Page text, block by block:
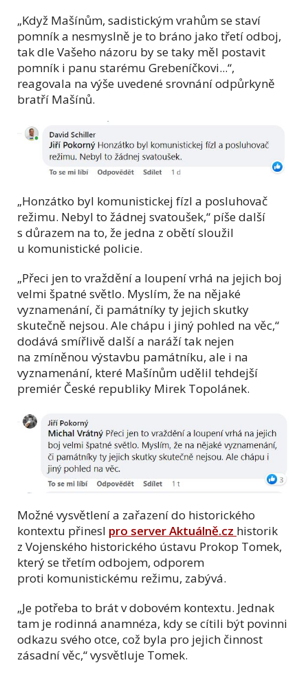
„Když Mašínům, sadistickým vrahům se staví
pomník a nesmyslně je to bráno jako třetí odboj,
tak dle Vašeho názoru by se taky měl postavit
pomník i panu starému Grebeníčkovi...“,
reagovala na výše uvedené srovnání odpůrkyně
bratří Mašínů.
„Honzátko byl komunistickej fízl a posluhovač
režimu. Nebyl to žádnej svatoušek,“ píše další
s důrazem na to, že jedna z obětí sloužil
u komunistické policie.
„Přeci jen to vraždění a loupení vrhá na jejich boj
velmi špatné světlo. Myslím, že na nějaké
vyznamenání, či památníky ty jejich skutky
skutečně nejsou. Ale chápu i jiný pohled na věc,“
dodává smířlivě další a naráží tak nejen
na zmíněnou výstavbu památníku, ale i na
vyznamenání, které Mašínům udělil tehdejší
premiér České republiky Mirek Topolánek.
Možné vysvětlení a zařazení do historického
kontextu přinesl pro server Aktuálně.cz historik
z Vojenského historického ústavu Prokop Tomek,
který se třetím odbojem, odporem
proti komunistickému režimu, zabývá.
„Je potřeba to brát v dobovém kontextu. Jednak
tam je rodinná anamnéza, kdy se cítili být povinni
odkazu svého otce, což byla pro jejich činnost
zásadní věc,“ vysvětluje Tomek.